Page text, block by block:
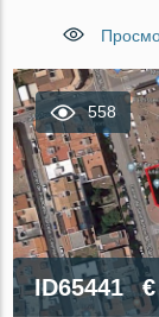
558
ID65441 €